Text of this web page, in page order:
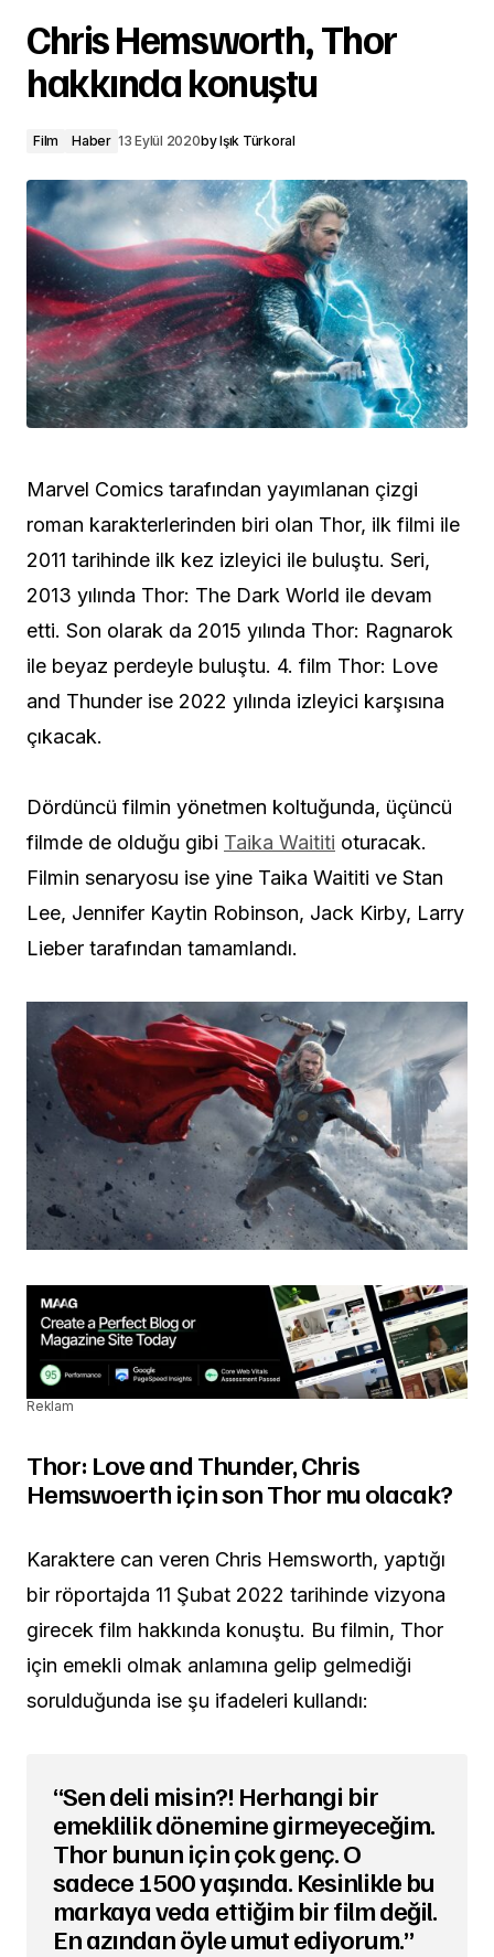
Chris Hemsworth, Thor
hakkında konuştu
Film Haber 13 Eylül 2020byIşık Türkoral
Marvel Comics tarafından yayımlanan çizgi
roman karakterlerinden biri olan Thor, ilk filmi ile
2011 tarihinde ilk kez izleyici ile buluştu. Seri,
2013 yılında Thor: The Dark World ile devam
etti. Son olarak da 2015 yılında Thor: Ragnarok
ile beyaz perdeyle buluştu. 4. film Thor: Love
and Thunder ise 2022 yılında izleyici karşısına
çıkacak.
Dördüncü filmin yönetmen koltuğunda, üçüncü
filmde de olduğu gibi Taika Waititi oturacak.
Filmin senaryosu ise yine Taika Waititi ve Stan
Lee, Jennifer Kaytin Robinson, Jack Kirby, Larry
Lieber tarafından tamamlandı.
Reklam
Thor: Love and Thunder, Chris
Hemswoerth için son Thor mu olacak?
Karaktere can veren Chris Hemsworth, yaptığı
bir röportajda 11 Şubat 2022 tarihinde vizyona
girecek film hakkında konuştu. Bu filmin, Thor
için emekli olmak anlamına gelip gelmediği
sorulduğunda ise şu ifadeleri kullandı:
“Sen deli misin?! Herhangi bir
emeklilik dönemine girmeyeceğim.
Thor bunun için çok genç. O
sadece 1500 yaşında. Kesinlikle bu
markaya veda ettiğim bir film değil.
En azından öyle umut ediyorum.”